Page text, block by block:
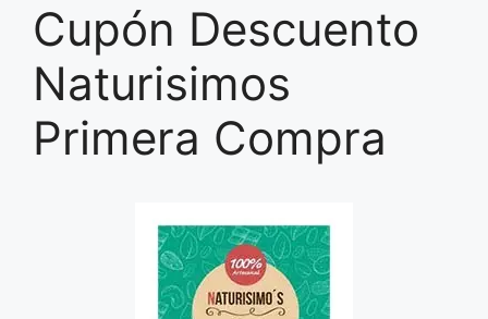
Cupón Descuento
Naturisimos
Primera Compra